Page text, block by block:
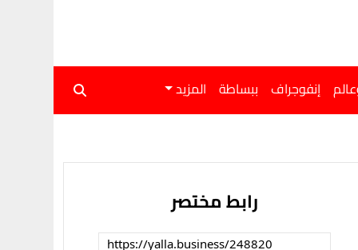
إنفوجراف ببساطة المزيد
رابط مختصر